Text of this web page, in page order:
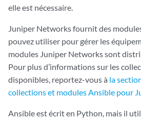
elle est nécessaire.
Juniper Networks fournit des
pouvez utiliser pour gérer les
modules Juniper Networks sont
Pour plus d’informations sur les
disponibles, reportez-vous à la
collections et modules Ansible pour
Ansible est écrit en Python, mais il